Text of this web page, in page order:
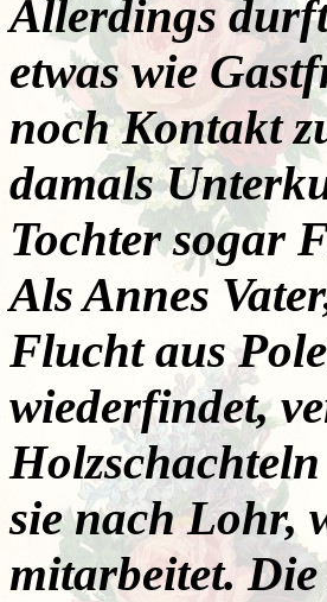
Allerdings
etwas wie
noch Kontakt
damals
Tochter sogar
Als Annes
Flucht aus
wiederfindet,
sie nach Lohr,
mitarbeitet.